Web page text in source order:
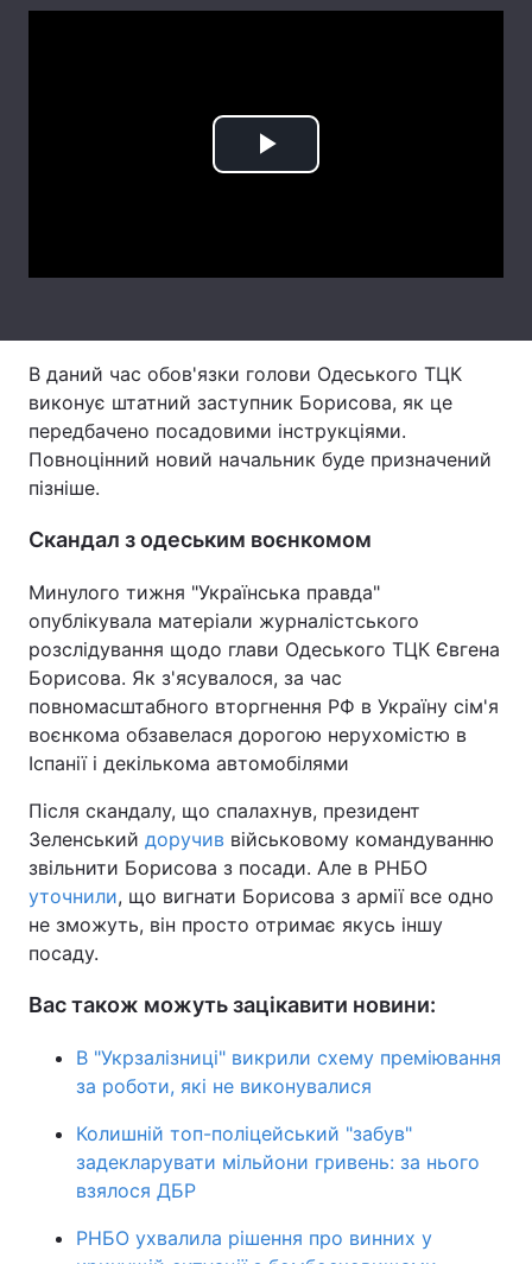
Play
В даний час обов'язки голови Одеського ТЦК
виконує штатний заступник Борисова, як це
передбачено посадовими інструкціями.
Повноцінний новий начальник буде призначений
пізніше.
Скандал з одеським воєнкомом
Минулого тижня "Українська правда"
опублікувала матеріали журналістського
розслідування щодо глави Одеського ТЦК Євгена
Борисова. Як з'ясувалося, за час
повномасштабного вторгнення РФ в Україну сім'я
воєнкома обзавелася дорогою нерухомістю в
Іспанії і декількома автомобілями
Після скандалу, що спалахнув, президент
Зеленський доручив військовому командуванню
звільнити Борисова з посади. Але в РНБО
уточнили, що вигнати Борисова з армії все одно
не зможуть, він просто отримає якусь іншу
посаду.
Вас також можуть зацікавити новини:
В "Укрзалізниці" викрили схему преміювання
за роботи, які не виконувалися
Колишній топ-поліцейський "забув"
задекларувати мільйони гривень: за нього
взялося ДБР
РНБО ухвалила рішення про винних у